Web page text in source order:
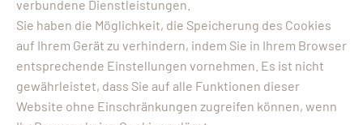
verbundene Dienstleistungen.
Sie haben die Möglichkeit, die Speicherung des Cookies
auf Ihrem Gerät zu verhindern, indem Sie in Ihrem Browser
entsprechende Einstellungen vornehmen. Es ist nicht
gewährleistet, dass Sie auf alle Funktionen dieser
Website ohne Einschränkungen zugreifen können, wenn